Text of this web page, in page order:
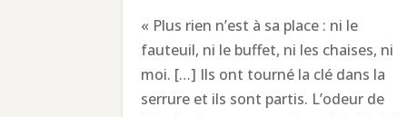
« Plus rien n’est à sa place : ni le
fauteuil, ni le buffet, ni les chaises, ni
moi. […] Ils ont tourné la clé dans la
serrure et ils sont partis. L’odeur de